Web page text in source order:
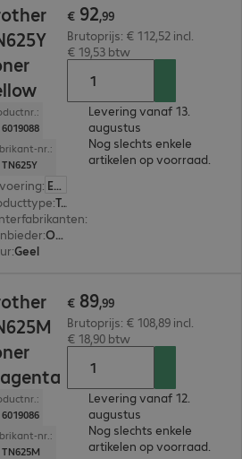
6019088
nr.:
TN625Y
: Europa
: Toner
:
:
Origineel
:Geel
€ 92,99
Brutoprijs: € 112,52 incl.
€ 19,53 btw
Levering vanaf 13.
augustus
Nog slechts enkele
artikelen op voorraad.
6019086
nr.:
TN625M
€ 89,99
Brutoprijs: € 108,89 incl.
€ 18,90 btw
Levering vanaf 12.
augustus
Nog slechts enkele
artikelen op voorraad.